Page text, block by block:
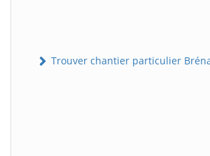
Trouver chantier particulier